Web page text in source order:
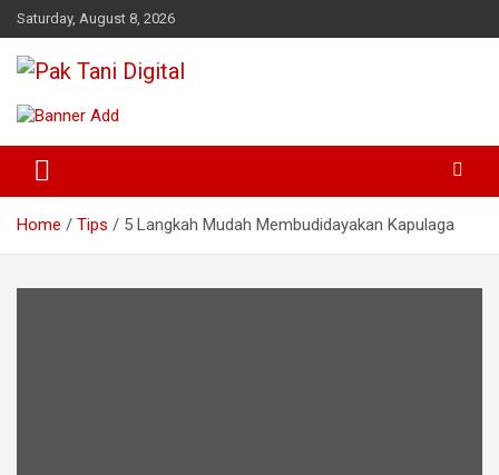
Skip
to
content
Saturday, August 8, 2026
Pak Tani Digital
Home Tips 5 Langkah Mudah Membudidayakan Kapulaga